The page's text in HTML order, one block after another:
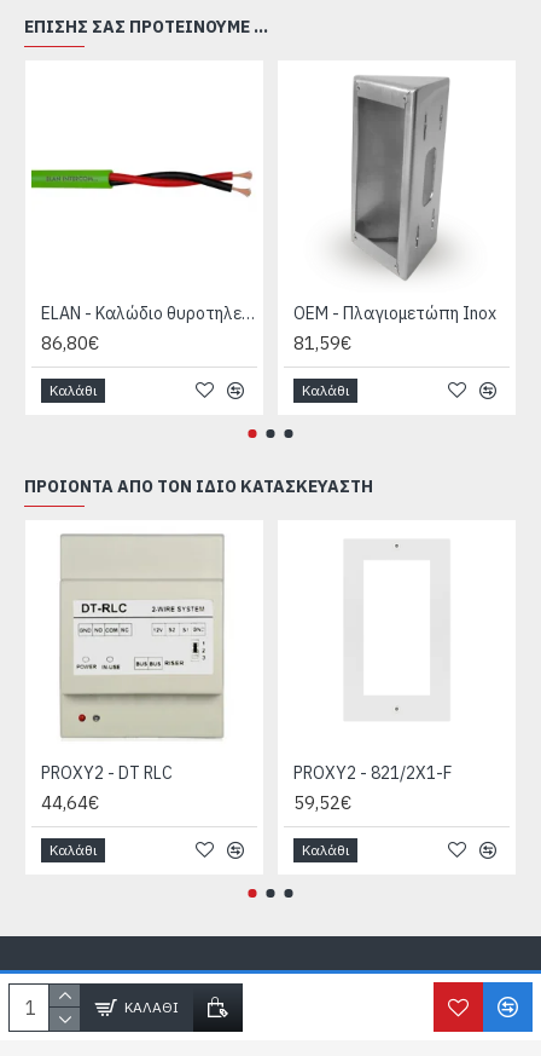
ΚΑΛΆΘΙ
ΕΠΊΣΗΣ ΣΑΣ ΠΡΟΤΕΊΝΟΥΜΕ ...
ELAN - Καλώδιο θυροτηλεόρασης 2 x 1mm συνεστραμμένο
86,80€
Καλάθι
OEM - Πλαγιομετώπη Inox
81,59€
Καλάθι
ΠΡΟΙΌΝΤΑ ΑΠΌ ΤΟΝ ΊΔΙΟ ΚΑΤΑΣΚΕΥΑΣΤΉ
PROXY2 - DT RLC
44,64€
Καλάθι
PROXY2 - 821/2X1-F
59,52€
Καλάθι
Copyright © SecureLife.gr2026, All Rights Reserved